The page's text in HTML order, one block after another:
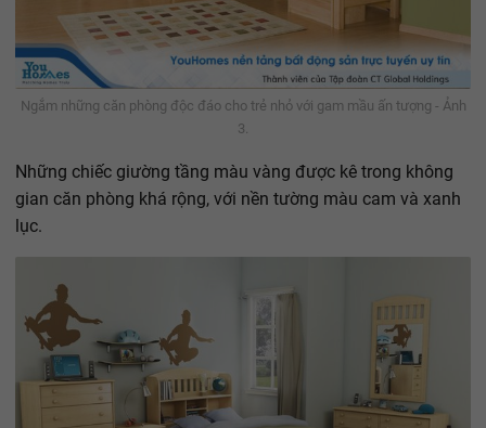
Ngắm những căn phòng độc đáo cho trẻ nhỏ với gam mầu ấn tượng - Ảnh
3.
Những chiếc giường tầng màu vàng được kê trong không
gian căn phòng khá rộng, với nền tường màu cam và xanh
lục.